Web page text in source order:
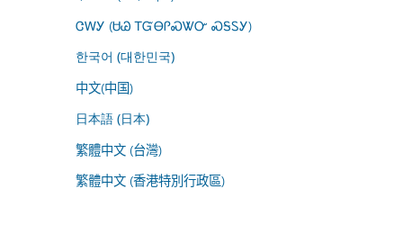
ᏣᎳᎩ (ᏌᏊ ᎢᏳᎾᎵᏍᏔᏅ ᏍᎦᏚᎩ)
한국어 (대한민국)
中文(中国)
日本語 (日本)
繁體中文 (台灣)
繁體中文 (香港特別行政區)